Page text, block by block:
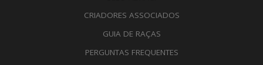
CRIADORES ASSOCIADOS
GUIA DE RAÇAS
PERGUNTAS FREQUENTES